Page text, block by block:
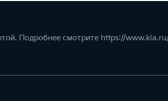
Подробнее смотрите https://